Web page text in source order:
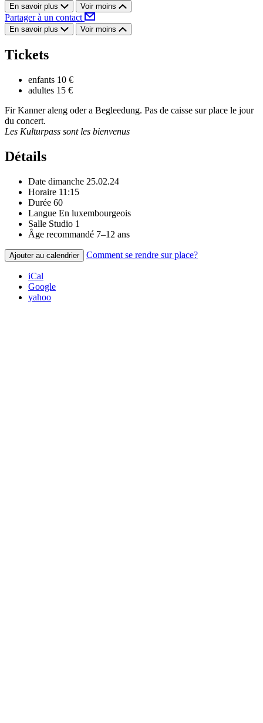
En savoir plus Voir moins
Partager à un contact
En savoir plus Voir moins
Tickets
enfants 10 €
adultes 15 €
Fir Kanner aleng oder a Begleedung. Pas de caisse sur place le jour
du concert.
Les Kulturpass sont les bienvenus
Détails
Date dimanche 25.02.24
Horaire 11:15
Durée 60
Langue En luxembourgeois
Salle Studio 1
Âge recommandé 7–12 ans
Ajouter au calendrier Comment se rendre sur place?
iCal
Google
yahoo